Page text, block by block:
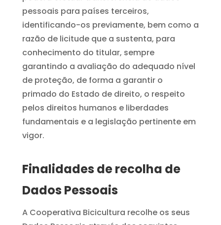
pessoais para países terceiros,
identificando-os previamente, bem como a
razão de licitude que a sustenta, para
conhecimento do titular, sempre
garantindo a avaliação do adequado nível
de proteção, de forma a garantir o
primado do Estado de direito, o respeito
pelos direitos humanos e liberdades
fundamentais e a legislação pertinente em
vigor.
Finalidades de recolha de
Dados Pessoais
A Cooperativa Bicicultura recolhe os seus